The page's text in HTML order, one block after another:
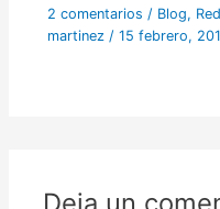
2 comentarios / Blog,
martinez / 15 febrero,